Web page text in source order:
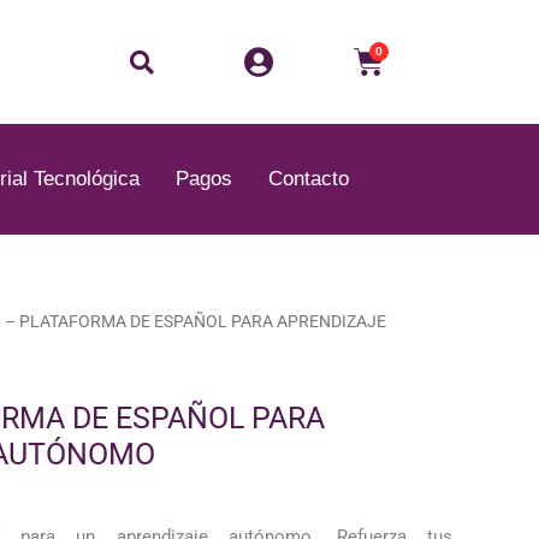
Buscar 0
Carrito
Tecnológica Pagos Contacto
PLATAFORMA DE ESPAÑOL PARA APRENDIZAJE
DE ESPAÑOL PARA